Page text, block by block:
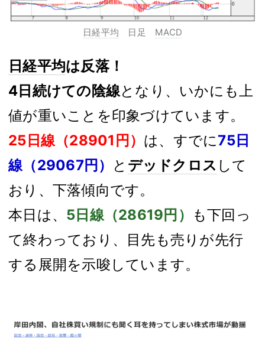
日経平均 日足 MACD
日経平均は反落！
4日続けての陰線となり、いかにも上
値が重いことを印象づけています。
25日線（28901円） は、すでに75日
線（29067円）
と デッドクロス して
おり、下落傾向です。
本日は、 5日線（28619円）
も下回っ
て終わっており、目先も売りが先行
する展開を示唆しています。